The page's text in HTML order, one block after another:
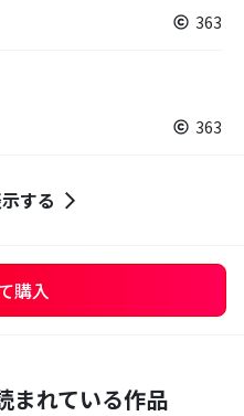
363
363
する
購入
まれている作品